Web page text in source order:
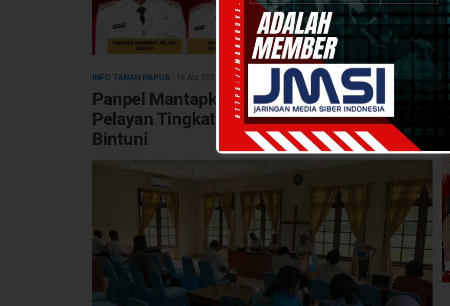
INFO TANAH PAPUA · 16 Apr 2025 10:36 waktu baca 1 menit
Panpel Mantapkan Persiapan Jelang Retret
Pelayan Tingkat Sinode di Klasis Teluk
Bintuni